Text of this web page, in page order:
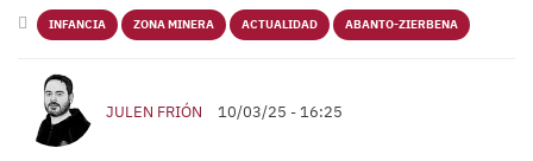
INFANCIA ZONA MINERA ACTUALIDAD ABANTO-ZIERBENA
JULEN FRIÓN 10/03/25 - 16:25